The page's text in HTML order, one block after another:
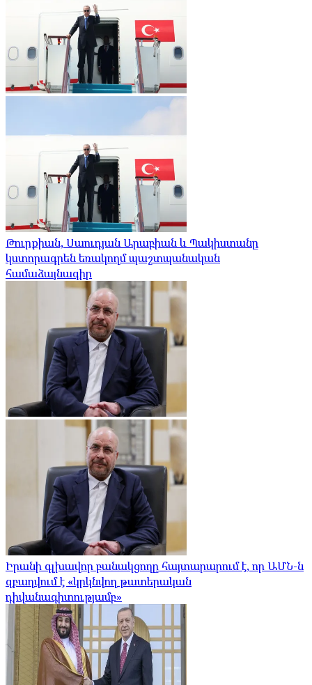
Թուրքիան, Սաուդյան Արաբիան և Պակիստանը
կստորագրեն եռակողմ պաշտպանական
համաձայնագիր
Իրանի գլխավոր բանակցողը հայտարարում է, որ ԱՄՆ-ն
զբաղվում է «կրկնվող թատերական
դիվանագիտությամբ»